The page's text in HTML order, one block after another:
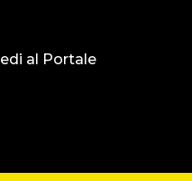
al Portale